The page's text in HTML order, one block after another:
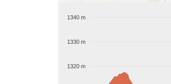
1340 m
1330 m
1320 m